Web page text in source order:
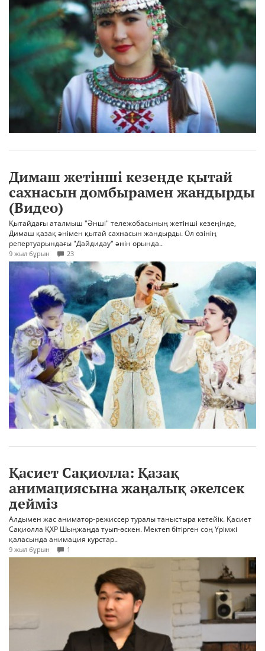
Димаш жетінші кезеңде қытай
сахнасын домбырамен жандырды
(Видео)
Қытайдағы аталмыш "Әнші" тележобасының жетінші кезеңінде,
Димаш қазақ әнімен қытай сахнасын жандырды. Ол өзінің
репертуарындағы "Дайдидау" әнін орында..
9 жыл бұрын 23
Қасиет Сақиолла: Қазақ
анимациясына жаңалық әкелсек
дейміз
Алдымен жас аниматор-режиссер туралы таныстыра кетейік. Қасиет
Сақиолла ҚХР Шыңжаңда туып-өскен. Мектеп бітірген соң Үрімжі
қаласында анимация курстар..
9 жыл бұрын 1